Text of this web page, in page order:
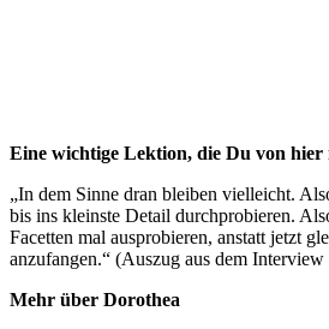
Eine wichtige Lektion, die Du von hier
„In dem Sinne dran bleiben vielleicht.
bis ins kleinste Detail durchprobieren.
Facetten mal ausprobieren, anstatt jetzt
anzufangen.“ (Auszug aus dem
Mehr über Dorothea